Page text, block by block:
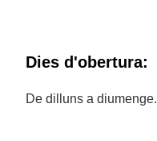
Dies d'obertura:
De dilluns a diumenge.